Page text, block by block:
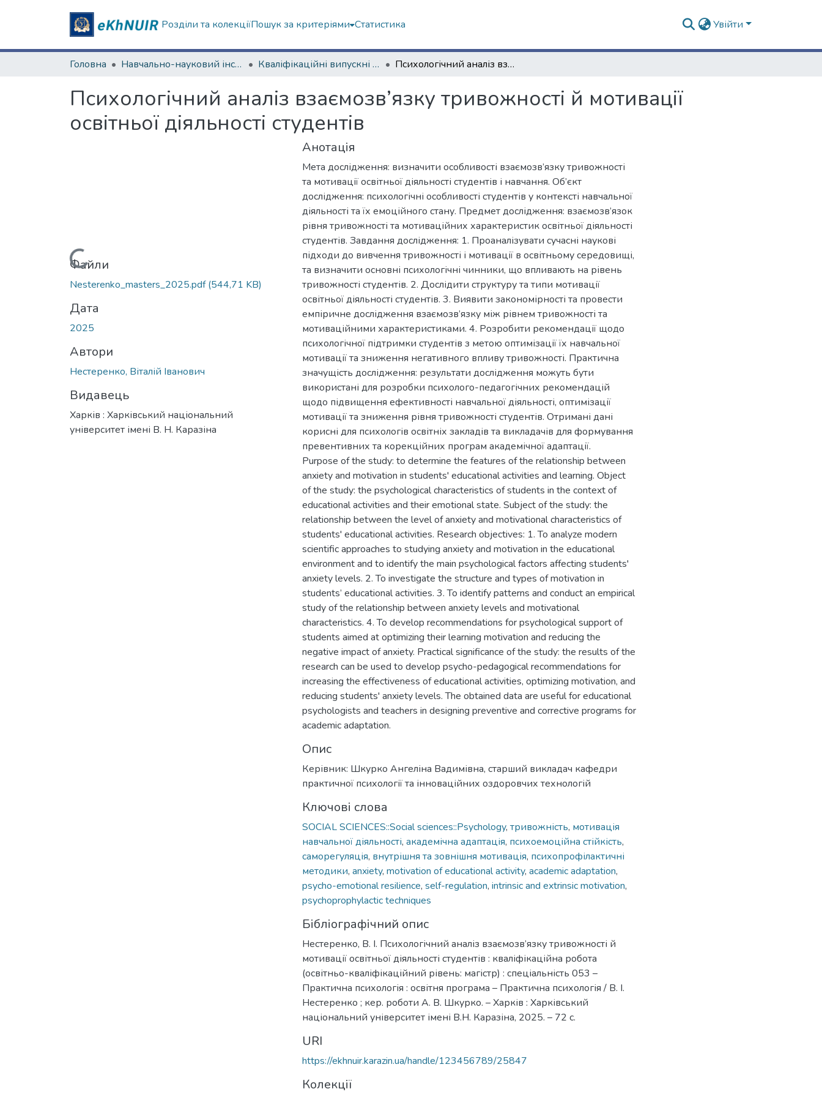
Розділи та колекціїПошук за критеріями Статистика Увійти
Головна Навчально-науковий інститут «Українська інженерно-педагогічна академія» Кваліфікаційні випускні роботи магістрів. Навчально-науковий інститут «Українська інженерно-педагогічна академія» Психологічний аналіз взаємозв’язку тривожності й мотивації освітньої діяльності студентів
Психологічний аналіз взаємозв’язку тривожності й мотивації
освітньої діяльності студентів
Вантажиться...Файли
Nesterenko_masters_2025.pdf(544,71 KB)
Дата
2025
Автори
Нестеренко, Віталій Іванович
Видавець
Харків : Харківський національний
університет імені В. Н. Каразіна
Анотація
Мета дослідження: визначити особливості взаємозв’язку тривожності
та мотивації освітньої діяльності студентів і навчання. Об’єкт
дослідження: психологічні особливості студентів у контексті навчальної
діяльності та їх емоційного стану. Предмет дослідження: взаємозв’язок
рівня тривожності та мотиваційних характеристик освітньої діяльності
студентів. Завдання дослідження: 1. Проаналізувати сучасні наукові
підходи до вивчення тривожності і мотивації в освітньому середовищі,
та визначити основні психологічні чинники, що впливають на рівень
тривожності студентів. 2. Дослідити структуру та типи мотивації
освітньої діяльності студентів. 3. Виявити закономірності та провести
емпіричне дослідження взаємозв’язку між рівнем тривожності та
мотиваційними характеристиками. 4. Розробити рекомендації щодо
психологічної підтримки студентів з метою оптимізації їх навчальної
мотивації та зниження негативного впливу тривожності. Практична
значущість дослідження: результати дослідження можуть бути
використані для розробки психолого-педагогічних рекомендацій
щодо підвищення ефективності навчальної діяльності, оптимізації
мотивації та зниження рівня тривожності студентів. Отримані дані
корисні для психологів освітніх закладів та викладачів для формування
превентивних та корекційних програм академічної адаптації.
Purpose of the study: to determine the features of the relationship between
anxiety and motivation in students' educational activities and learning. Object
of the study: the psychological characteristics of students in the context of
educational activities and their emotional state. Subject of the study: the
relationship between the level of anxiety and motivational characteristics of
students' educational activities. Research objectives: 1. To analyze modern
scientific approaches to studying anxiety and motivation in the educational
environment and to identify the main psychological factors affecting students'
anxiety levels. 2. To investigate the structure and types of motivation in
students’ educational activities. 3. To identify patterns and conduct an empirical
study of the relationship between anxiety levels and motivational
characteristics. 4. To develop recommendations for psychological support of
students aimed at optimizing their learning motivation and reducing the
negative impact of anxiety. Practical significance of the study: the results of the
research can be used to develop psycho-pedagogical recommendations for
increasing the effectiveness of educational activities, optimizing motivation, and
reducing students' anxiety levels. The obtained data are useful for educational
psychologists and teachers in designing preventive and corrective programs for
academic adaptation.
Опис
Керівник: Шкурко Ангеліна Вадимівна, старший викладач кафедри
практичної психології та інноваційних оздоровчих технологій
Ключові слова
SOCIAL SCIENCES::Social sciences::Psychology, тривожність, мотивація
навчальної діяльності, академічна адаптація, психоемоційна стійкість,
саморегуляція, внутрішня та зовнішня мотивація, психопрофілактичні
методики, anxiety, motivation of educational activity, academic adaptation,
psycho-emotional resilience, self-regulation, intrinsic and extrinsic motivation,
psychoprophylactic techniques
Бібліографічний опис
Нестеренко, В. І. Психологічний аналіз взаємозв’язку тривожності й
мотивації освітньої діяльності студентів : кваліфікаційна робота
(освітньо-кваліфікаційний рівень: магістр) : спеціальність 053 –
Практична психологія : освітня програма – Практична психологія / В. І.
Нестеренко ; кер. роботи А. В. Шкурко. – Харків : Харківський
національний університет імені В.Н. Каразіна, 2025. – 72 с.
URI
https://ekhnuir.karazin.ua/handle/123456789/25847
Колекції